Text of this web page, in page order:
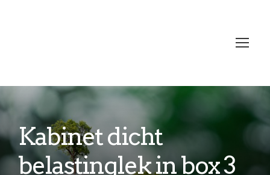
Kabinet dicht
belastinglek in box 3